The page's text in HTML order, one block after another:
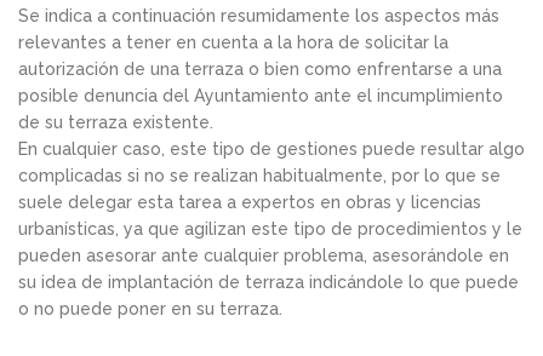
Se indica a continuación resumidamente los aspectos más
relevantes a tener en cuenta a la hora de solicitar la
autorización de una terraza o bien como enfrentarse a una
posible denuncia del Ayuntamiento ante el incumplimiento
de su terraza existente.
En cualquier caso, este tipo de gestiones puede resultar algo
complicadas si no se realizan habitualmente, por lo que se
suele delegar esta tarea a expertos en obras y licencias
urbanísticas, ya que agilizan este tipo de procedimientos y le
pueden asesorar ante cualquier problema, asesorándole en
su idea de implantación de terraza indicándole lo que puede
o no puede poner en su terraza.